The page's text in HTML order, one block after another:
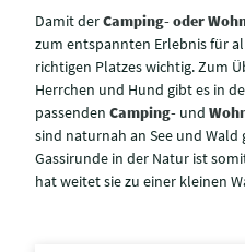
Damit derCamping- oder
zum entspannten Erlebnis für
richtigen Platzes wichtig. Zum
Herrchen und Hund gibt es in
passenden Camping- und
sind naturnah an See und Wald
Gassirunde in der Natur ist
hat weitet sie zu einer kleinen